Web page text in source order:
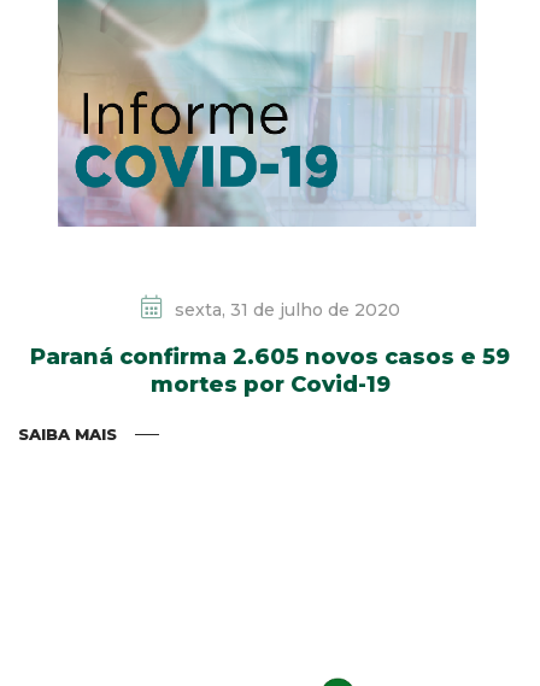
sexta, 31 de julho de 2020
Paraná confirma 2.605 novos casos e 59
mortes por Covid-19
SAIBA MAIS